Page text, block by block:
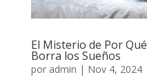
El Misterio de Por
Borra los Sueños
por admin | Nov 4, 2024